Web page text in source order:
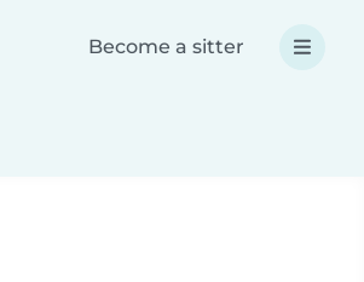
Become a sitter